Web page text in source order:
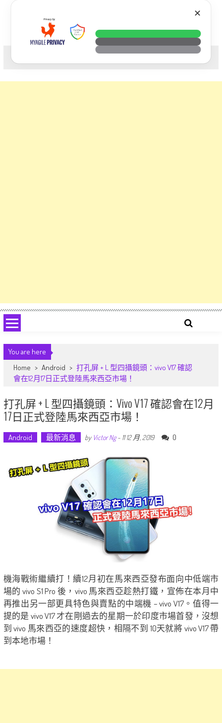
科技. 生活. 攝影.
You are here
Home > Android > 打孔屏 + L 型四攝鏡頭：vivo V17 確認
會在12月17日正式登陸馬來西亞市場！
打孔屏 + L 型四攝鏡頭：vivo V17 確認會在12月
17日正式登陸馬來西亞市場！
Android 最新消息 by Victor Ng- 11 12 月, 2019 0
機海戰術繼續打！續12月初在馬來西亞發布面向中低端市
場的 vivo S1 Pro 後，vivo 馬來西亞趁熱打鐵，宣佈在本月中
再推出另一部更具特色與賣點的中端機 – vivo V17。值得一
提的是 vivo V17 才在剛過去的星期一於印度市場首發，沒想
到 vivo 馬來西亞的速度超快，相隔不到 10天就將 vivo V17 帶
到本地市場！
✕